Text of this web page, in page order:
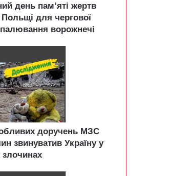
день пам’яті жертв
для чергової
ворожнечі
доручень МЗС
звинуватив Україну у
злочинах